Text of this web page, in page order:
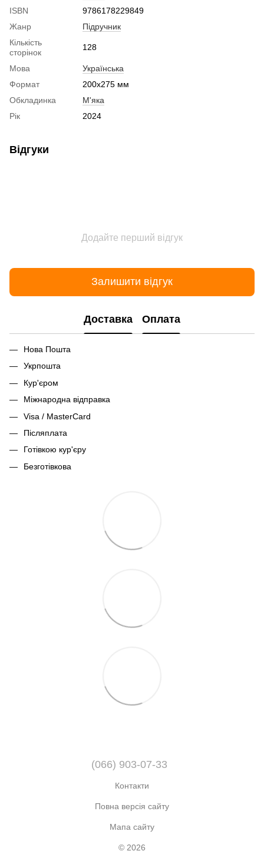
ISBN
9786178229849
Жанр
Підручник
Кількість
сторінок
128
Мова
Українська
Формат
200x275 мм
Обкладинка
М'яка
Рік
2024
Відгуки
Додайте перший відгук
Залишити відгук
Доставка Оплата
Нова Пошта
Укрпошта
Кур'єром
Міжнародна відправка
Visa / MasterCard
Післяплата
Готівкою кур'єру
Безготівкова
(066) 903-07-33
Контакти
Повна версія сайту
Мапа сайту
© 2026